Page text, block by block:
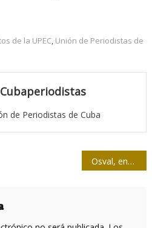
de la UPEC, Unión de Periodistas de
de Periodistas de Cuba
Osval, entre los 10 mejores dibujos de la Cartoon Movement